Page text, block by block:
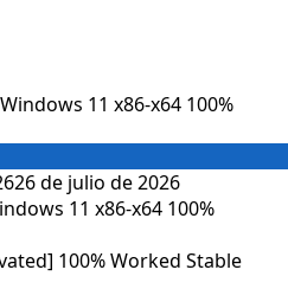
26 de julio de 2026
11 x86-x64 100%